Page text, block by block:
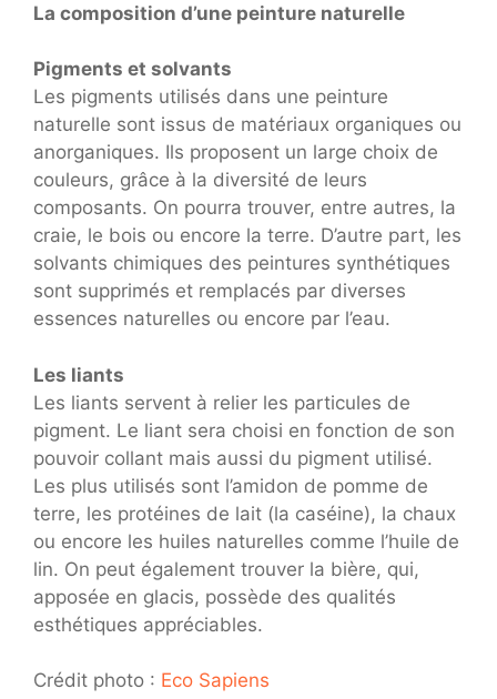
La composition d’une peinture naturelle
Pigments et solvants
Les pigments utilisés dans une peinture
naturelle sont issus de matériaux organiques ou
anorganiques. Ils proposent un large choix de
couleurs, grâce à la diversité de leurs
composants. On pourra trouver, entre autres, la
craie, le bois ou encore la terre. D’autre part, les
solvants chimiques des peintures synthétiques
sont supprimés et remplacés par diverses
essences naturelles ou encore par l’eau.
Les liants
Les liants servent à relier les particules de
pigment. Le liant sera choisi en fonction de son
pouvoir collant mais aussi du pigment utilisé.
Les plus utilisés sont l’amidon de pomme de
terre, les protéines de lait (la caséine), la chaux
ou encore les huiles naturelles comme l’huile de
lin. On peut également trouver la bière, qui,
apposée en glacis, possède des qualités
esthétiques appréciables.
Crédit photo : Eco Sapiens